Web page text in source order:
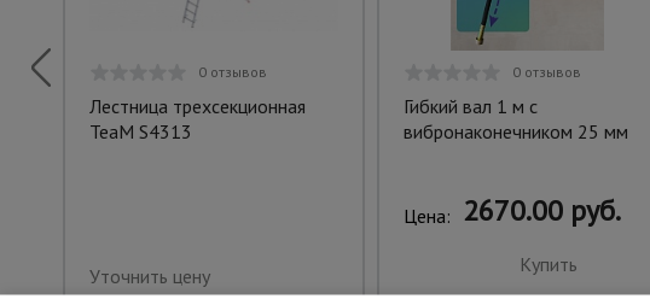
0 отзывов
Лестница трехсекционная
TeaM S4313
Уточнить цену
0 отзывов
Гибкий вал 1 м с
вибронаконечником 25 мм
Цена: 2670.00 руб.
Купить